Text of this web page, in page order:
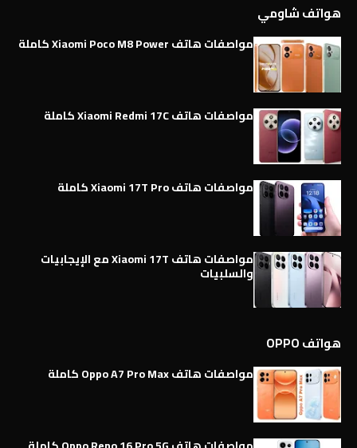
هواتف شاومي
مواصفات هاتف Xiaomi Poco M8 Power كاملة
مواصفات هاتف Xiaomi Redmi 17C كاملة
مواصفات هاتف Xiaomi 17T Pro كاملة
مواصفات هاتف Xiaomi 17T مع الإيجابيات
والسلبيات
هواتف OPPO
مواصفات هاتف Oppo A7 Pro Max كاملة